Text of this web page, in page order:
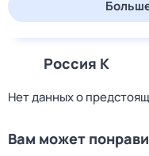
Россия К
Нет данных о
Вам может